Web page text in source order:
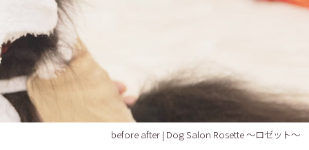
before after | Dog Salon Rosette ～ロゼット～